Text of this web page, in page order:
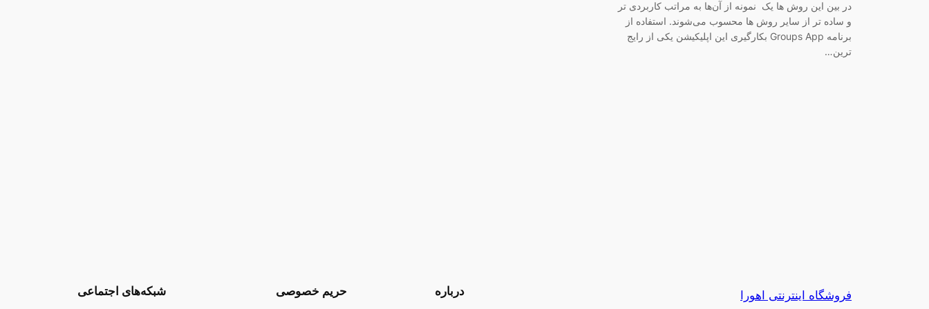
در بین این روش ها یک نمونه از آن‌ها به مراتب کاربردی تر
و ساده تر از سایر روش ها محسوب می‌شوند. استفاده از
برنامه Groups App بکارگیری این اپلیکیشن یکی از رایج
ترین…
فروشگاه اینترنتی اهورا درباره حریم خصوصی شبکه‌های اجتماعی